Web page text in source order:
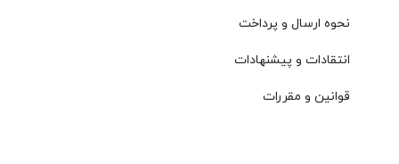
نحوه ثبت سفارش
نحوه ارسال و پرداخت
انتقادات و پیشنهادات